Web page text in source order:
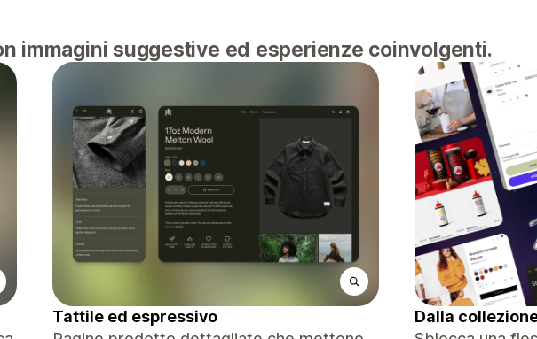
immagini suggestive ed esperienze coinvolgenti.
Tattile ed espressivo
Dalla